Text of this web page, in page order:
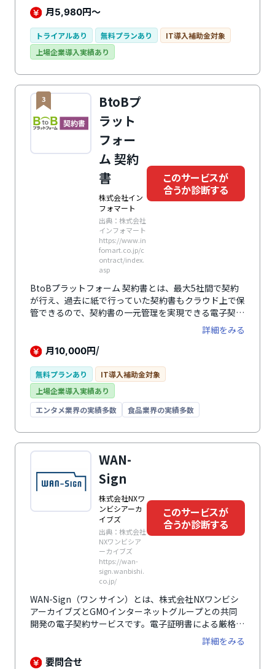
月5,980円～
トライアルあり 無料プランあり
IT導入補助金対象
上場企業導入実績あり
3
BtoBプ
ラット
フォー
ム 契約
書
株式会社イン
フォマート
出典：株式会社
インフォマート
https://www.in
fomart.co.jp/c
ontract/index.
asp
このサービスが
合うか診断する
BtoBプラットフォーム 契約書とは、最大5社間で契約
が行え、過去に紙で行っていた契約書もクラウド上で保
管できるので、契約書の一元管理を実現できる電子契約
システムです。締結中や期限切れなどの契約書の状況を
取引先別や契約種別、タグ別、期限別で簡単に管理する
ことができます。契約書の確認や承認はシステム内です
要がなく、インターネットが繋がる環境であればどこか
らでも操作が可能で、外出先や出張先でも業務を効率的
に行えます。また、ワークフロー機能による社内承認の
確認や参照者設定、権限の設定など内部統制の強化を図
電子契約を初めてでも導入しやすシステムです。
詳細をみる
月10,000円/
無料プランあり
IT導入補助金対象
上場企業導入実績あり
エンタメ業界の実績多数
食品業界の実績多数
WAN-
Sign
株式会社NXワ
ンビシアーカ
イブズ
出典：株式会社
NXワンビシア
ーカイブズ
https://wan-
sign.wanbishi.
co.jp/
このサービスが
合うか診断する
WAN-Sign（ワン サイン）とは、株式会社NXワンビシ
アーカイブズとGMOインターネットグループとの共同
開発の電子契約サービスです。電子証明書による厳格な
実印版締結と簡易的なメール認証による認印版締結がで
きます。それらのハイブリッド締結によって社内や社外
のあらゆる契約内容を組み合わせた締結も可能です。シ
詳細をみる
要問合せ